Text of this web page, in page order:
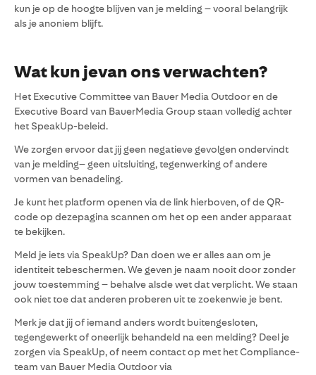
kun je op de hoogte blijven van je melding – vooral belangrijk
als je anoniem blijft.
Wat kun jevan ons verwachten?
Het Executive Committee van Bauer Media Outdoor en de
Executive Board van BauerMedia Group staan volledig achter
het SpeakUp-beleid.
We zorgen ervoor dat jij geen negatieve gevolgen ondervindt
van je melding– geen uitsluiting, tegenwerking of andere
vormen van benadeling.
Je kunt het platform openen via de link hierboven, of de QR-
code op dezepagina scannen om het op een ander apparaat
te bekijken.
Meld je iets via SpeakUp? Dan doen we er alles aan om je
identiteit tebeschermen. We geven je naam nooit door zonder
jouw toestemming – behalve alsde wet dat verplicht. We staan
ook niet toe dat anderen proberen uit te zoekenwie je bent.
Merk je dat jij of iemand anders wordt buitengesloten,
tegengewerkt of oneerlijk behandeld na een melding? Deel je
zorgen via SpeakUp, of neem contact op met het Compliance-
team van Bauer Media Outdoor via